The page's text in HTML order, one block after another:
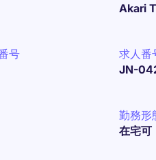
Akari
号
求人番
JN-
勤務形
在宅可